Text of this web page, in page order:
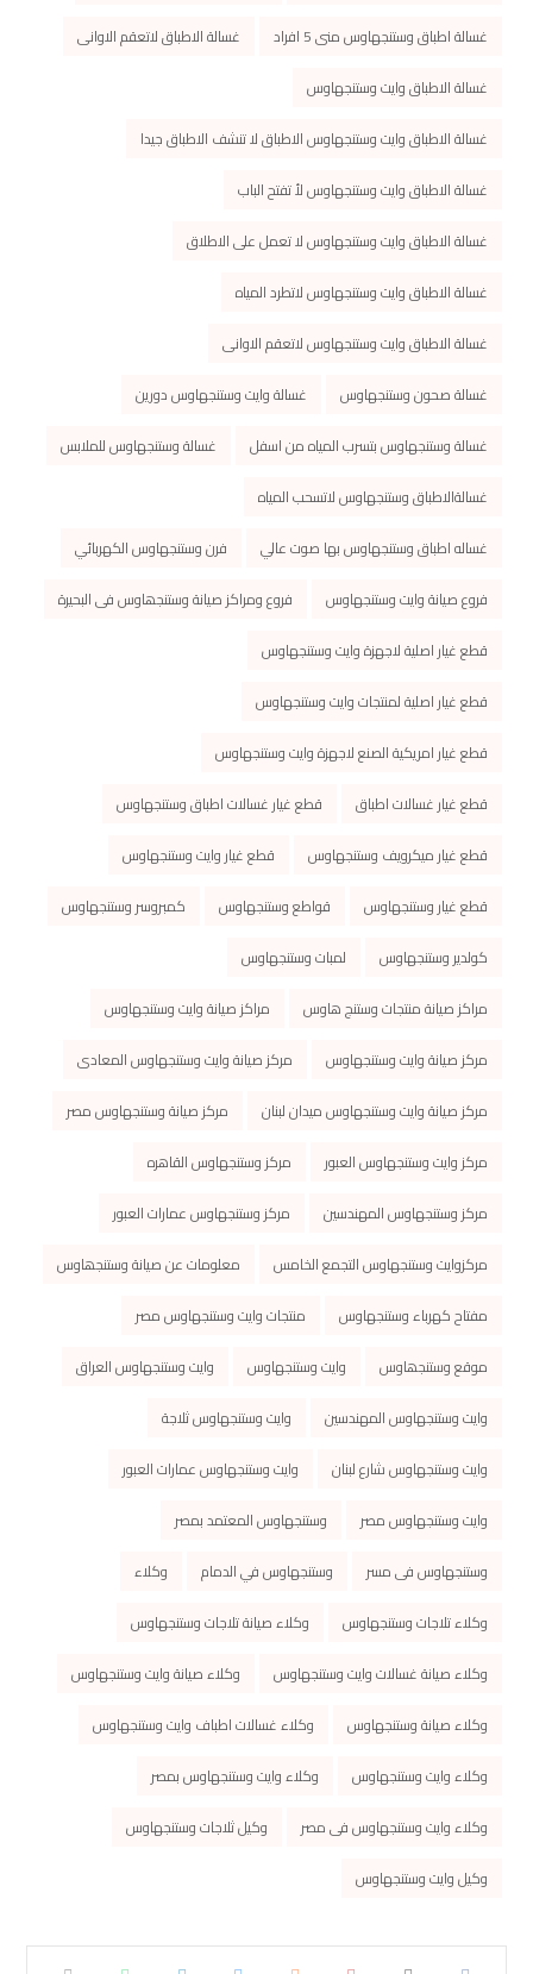
غسالة اطباق وستنجهاوس منى 5 افراد
غسالة الاطباق لاتعقم الاوانى
غسالة الاطباق وايت وستنجهاوس
غسالة الاطباق وايت وستنجهاوس الاطباق لا تنشف الاطباق جيدا
غسالة الاطباق وايت وستنجهاوس لأ تفتح الباب
غسالة الاطباق وايت وستنجهاوس لا تعمل على الاطلاق
غسالة الاطباق وايت وستنجهاوس لاتطرد المياه
غسالة الاطباق وايت وستنجهاوس لاتعقم الاوانى
غسالة صحون وستنجهاوس
غسالة وايت وستنجهاوس دورين
غسالة وستنجهاوس بتسرب المياه من اسفل
غسالة وستنجهاوس للملابس
غسالةالاطباق وستنجهاوس لاتسحب المياه
غساله اطباق وستنجهاوس بها صوت عالي
فرن وستنجهاوس الكهربائي
فروع صيانة وايت وستنجهاوس
فروع ومراكز صیانة وستنجھاوس فى البحیرة
قطع غيار اصلية لاجهزة وايت وستنجهاوس
قطع غيار اصلية لمنتجات وايت وستنجهاوس
قطع غيار امريكية الصنع لاجهزة وايت وستنجهاوس
قطع غيار غسالات اطباق
قطع غيار غسالات اطباق وستنجهاوس
قطع غيار ميكرويف وستنجهاوس
قطع غيار وايت وستنجهاوس
قطع غيار وستنجهاوس
قواطع وستنجهاوس
كمبروسر وستنجهاوس
كولدير وستنجهاوس
لمبات وستنجهاوس
مراكز صيانة منتجات وستنج هاوس
مراكز صيانة وايت وستنجهاوس
مركز صيانة وايت وستنجهاوس
مركز صيانة وايت وستنجهاوس المعادى
مركز صيانة وايت وستنجهاوس ميدان لبنان
مركز صيانة وستنجهاوس مصر
مركز وايت وستنجهاوس العبور
مركز وستنجهاوس القاهره
مركز وستنجهاوس المهندسين
مركز وستنجهاوس عمارات العبور
مركزوايت وستنجهاوس التجمع الخامس
معلومات عن صیانة وستنجھاوس
مفتاح كهرباء وستنجهاوس
منتجات وايت وستنجهاوس مصر
موقع وستنجھاوس
وايت وستنجهاوس
وايت وستنجهاوس العراق
وايت وستنجهاوس المهندسين
وايت وستنجهاوس ثلاجة
وايت وستنجهاوس شارع لبنان
وايت وستنجهاوس عمارات العبور
وايت وستنجهاوس مصر
وستنجهاوس المعتمد بمصر
وستنجهاوس فى مسر
وستنجهاوس في الدمام
وكلاء
وكلاء تلاجات وستنجهاوس
وكلاء صيانة تلاجات وستنجهاوس
وكلاء صيانة غسالات وايت وستنجهاوس
وكلاء صيانة وايت وستنجهاوس
وكلاء صيانة وستنجهاوس
وكلاء غسالات اطباف وايت وستنجهاوس
وكلاء وايت وستنجهاوس
وكلاء وايت وستنجهاوس بمصر
وكلاء وايت وستنجهاوس فى مصر
وكيل ثلاجات وستنجهاوس
وكيل وايت وستنجهاوس